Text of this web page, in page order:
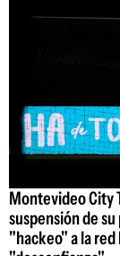
Montevideo City
suspensión de
"hackeo" a la